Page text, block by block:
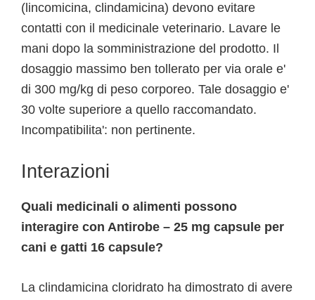
(lincomicina, clindamicina) devono evitare
contatti con il medicinale veterinario. Lavare le
mani dopo la somministrazione del prodotto. Il
dosaggio massimo ben tollerato per via orale e'
di 300 mg/kg di peso corporeo. Tale dosaggio e'
30 volte superiore a quello raccomandato.
Incompatibilita': non pertinente.
Interazioni
Quali medicinali o alimenti possono
interagire con Antirobe – 25 mg capsule per
cani e gatti 16 capsule?
La clindamicina cloridrato ha dimostrato di avere